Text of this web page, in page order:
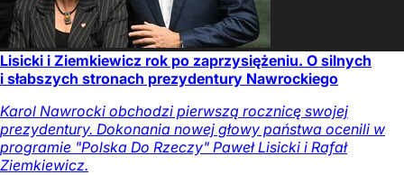
Lisicki i Ziemkiewicz rok po zaprzysiężeniu. O silnych
i słabszych stronach prezydentury Nawrockiego
Karol Nawrocki obchodzi pierwszą rocznicę swojej
prezydentury. Dokonania nowej głowy państwa ocenili w
programie "Polska Do Rzeczy" Paweł Lisicki i Rafał
Ziemkiewicz.